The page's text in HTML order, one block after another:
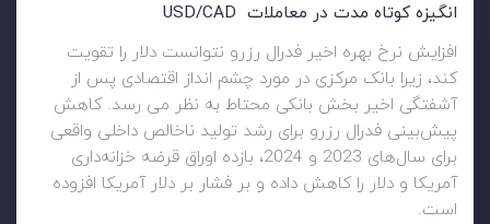
انگیزه کوتاه مدت در معاملات
افزایش نرخ بهره اخیر فدرال رزرو نتوانست دلار را تقویت
کند، زیرا بانک مرکزی در مورد چشم انداز اقتصادی پس از
آشفتگی اخیر بخش بانکی محتاط به نظر می رسد. کاهش
پیش‌بینی فدرال رزرو برای رشد تولید ناخالص داخلی واقعی
برای سال‌های 2023 و 2024، بازده اوراق قرضه خزانه‌داری
آمریکا و دلار را کاهش داده و بر فشار بر دلار آمریکا افزوده
است.